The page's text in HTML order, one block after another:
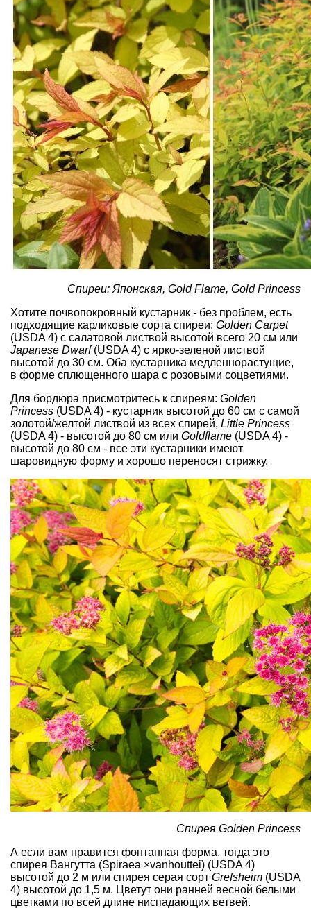
Спиреи: Японская, Gold Flame, Gold Princess
Хотите почвопокровный кустарник - без проблем, есть
подходящие карликовые сорта спиреи: Golden Carpet
(USDA 4) с салатовой листвой высотой всего 20 см или
Japanese Dwarf(USDA 4) с ярко-зеленой листвой
высотой до 30 см. Оба кустарника медленнорастущие,
в форме сплющенного шара с розовыми соцветиями.
Для бордюра присмотритесь к спиреям: Golden
Princess (USDA 4) - кустарник высотой до 60 см с самой
золотой/желтой листвой из всех спирей, Little Princess
(USDA 4) - высотой до 80 см или Goldflame (USDA 4) -
высотой до 80 см - все эти кустарники имеют
шаровидную форму и хорошо переносят стрижку.
Спирея Golden Princess
А если вам нравится фонтанная форма, тогда это
спирея Вангутта (Spiraea ×vanhouttei) (USDA 4)
высотой до 2 м или спирея серая сорт Grefsheim (USDA
4) высотой до 1,5 м. Цветут они ранней весной белыми
цветками по всей длине ниспадающих ветвей.